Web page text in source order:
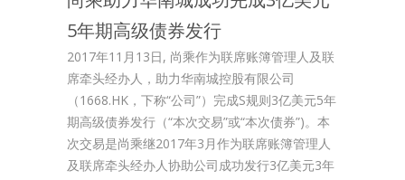
5年期高级债券发行
2017年11月13日, 尚乘作为联席账簿管理人及联
席牵头经办人，助力华南城控股有限公司
（1668.HK，下称“公司”）完成S规则3亿美元5年
期高级债券发行（“本次交易”或“本次债券”)。本
次交易是尚乘继2017年3月作为联席账簿管理人
及联席牵头经办人协助公司成功发行3亿美元3年